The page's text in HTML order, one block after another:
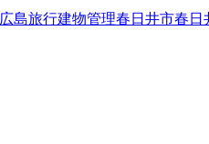
広島旅行建物管理春日井市春